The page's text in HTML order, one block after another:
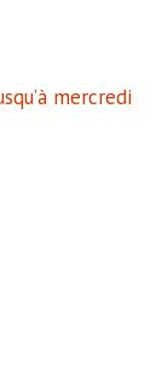
mercredi